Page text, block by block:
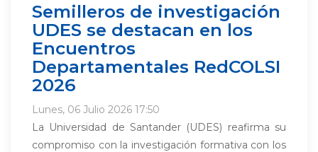
Semilleros de investigación
UDES se destacan en los
Encuentros
Departamentales RedCOLSI
2026
Lunes, 06 Julio 2026 17:50
La Universidad de Santander (UDES) reafirma su
compromiso con la investigación formativa con los